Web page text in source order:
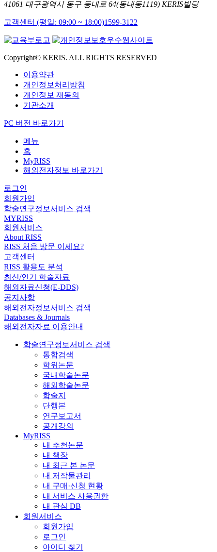
41061 대구광역시 동구 동내로 64(동내동1119) KERIS빌딩
고객센터 (평일: 09:00 ~ 18:00)1599-3122
Copyright© KERIS. ALL RIGHTS RESERVED
이용약관
개인정보처리방침
개인정보 재동의
기관소개
PC 버전 바로가기
메뉴
홈
MyRISS
해외전자정보 바로가기
로그인
회원가입
학술연구정보서비스 검색
MYRISS
회원서비스
About RISS
RISS 처음 방문 이세요?
고객센터
RISS 활용도 분석
최신/인기 학술자료
해외자료신청(E-DDS)
공지사항
해외전자정보서비스 검색
Databases & Journals
해외전자자료 이용안내
학술연구정보서비스 검색
통합검색
학위논문
국내학술논문
해외학술논문
학술지
단행본
연구보고서
공개강의
MyRISS
내 추천논문
내 책장
내 최근 본 논문
내 저작물관리
내 구매·신청 현황
내 서비스 사용권한
내 관심 DB
회원서비스
회원가입
로그인
아이디 찾기